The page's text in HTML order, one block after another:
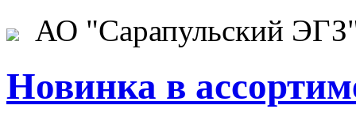
АО "Сарапульский
Новинка в